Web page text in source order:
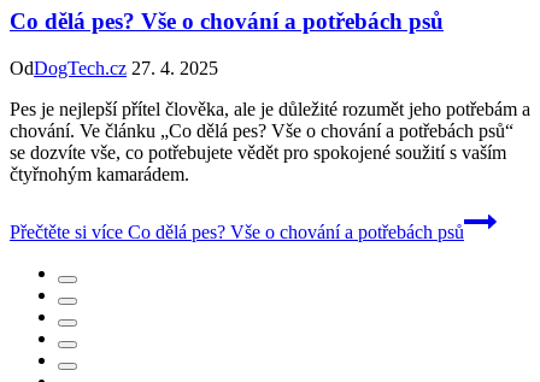
Co dělá pes? Vše o chování a potřebách psů
OdDogTech.cz 27. 4. 2025
Pes je nejlepší přítel člověka, ale je důležité rozumět jeho potřebám a
chování. Ve článku „Co dělá pes? Vše o chování a potřebách psů“
se dozvíte vše, co potřebujete vědět pro spokojené soužití s vaším
čtyřnohým kamarádem.
Přečtěte si více Co dělá pes? Vše o chování a potřebách psů